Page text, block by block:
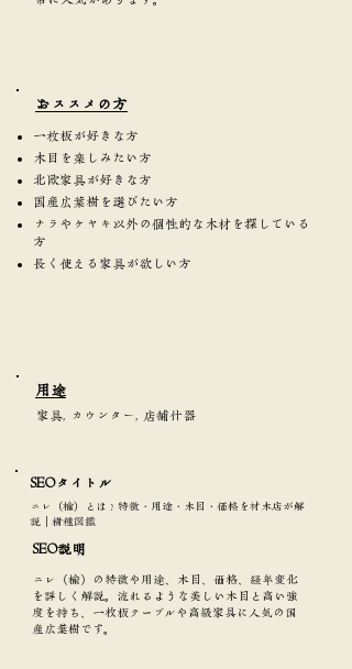
​おススメの方
一枚板が好きな方
木目を楽しみたい方
北欧家具が好きな方
国産広葉樹を選びたい方
ナラやケヤキ以外の個性的な木材を探している
方
長く使える家具が欲しい方
​用途
家具, カウンター, 店舗什器
SEOタイトル​
ニレ（楡）とは？特徴・用途・木目・価格を材木店が解
説｜樹種図鑑
SEO説明
ニレ（楡）の特徴や用途、木目、価格、経年変化
を詳しく解説。流れるような美しい木目と高い強
度を持ち、一枚板テーブルや高級家具に人気の国
産広葉樹です。